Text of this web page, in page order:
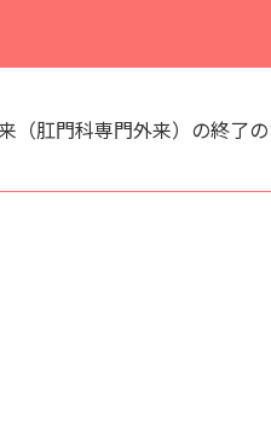
（肛門科専門外来）の終了